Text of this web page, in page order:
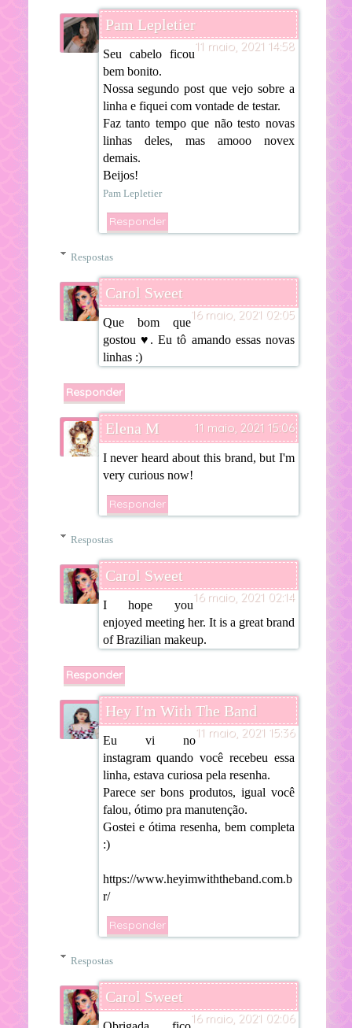
Pam Lepletier
11 maio, 2021 14:58
Seu cabelo ficou
bem bonito.
Nossa segundo post que vejo sobre a
linha e fiquei com vontade de testar.
Faz tanto tempo que não testo novas
linhas deles, mas amooo novex
demais.
Beijos!
Pam Lepletier
Responder
Respostas
Carol Sweet
16 maio, 2021 02:05
Que bom que
gostou ♥. Eu tô amando essas novas
linhas :)
Responder
Elena M 11 maio, 2021 15:06
I never heard about this brand, but I'm
very curious now!
Responder
Respostas
Carol Sweet
16 maio, 2021 02:14
I hope you
enjoyed meeting her. It is a great brand
of Brazilian makeup.
Responder
Hey I'm With The Band
11 maio, 2021 15:36
Eu vi no
instagram quando você recebeu essa
linha, estava curiosa pela resenha.
Parece ser bons produtos, igual você
falou, ótimo pra manutenção.
Gostei e ótima resenha, bem completa
:)
https://www.heyimwiththeband.com.b
r/
Responder
Respostas
Carol Sweet
16 maio, 2021 02:06